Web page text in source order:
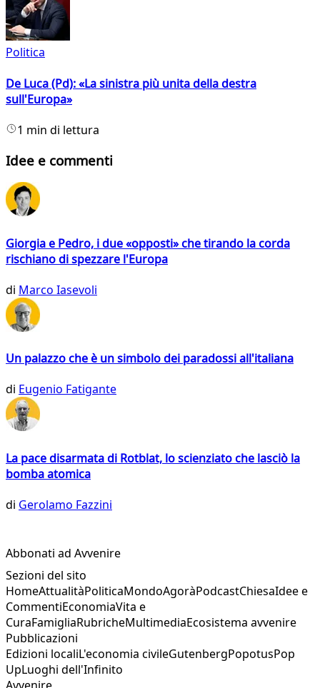
Politica
De Luca (Pd): «La sinistra più unita della destra
sull'Europa»
1 min di lettura
Idee e commenti
Giorgia e Pedro, i due «opposti» che tirando la corda
rischiano di spezzare l'Europa
di Marco Iasevoli
Un palazzo che è un simbolo dei paradossi all'italiana
di Eugenio Fatigante
La pace disarmata di Rotblat, lo scienziato che lasciò la
bomba atomica
di Gerolamo Fazzini
Abbonati ad Avvenire
Sezioni del sito
HomeAttualitàPoliticaMondoAgoràPodcastChiesaIdee e
CommentiEconomiaVita e
CuraFamigliaRubricheMultimediaEcosistema avvenire
Pubblicazioni
Edizioni localiL'economia civileGutenbergPopotusPop
UpLuoghi dell'Infinito